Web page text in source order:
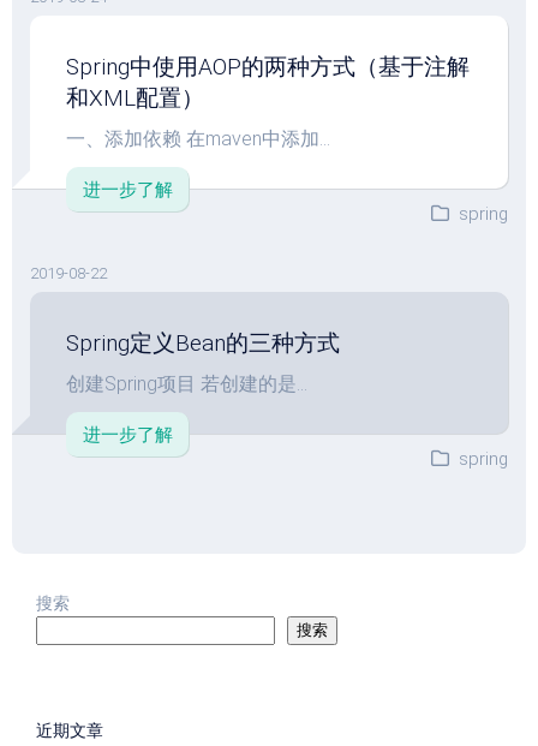
Spring中使用AOP的两种方式（基于注解
和XML配置）
一、添加依赖 在maven中添加...
进一步了解
spring
2019-08-22
Spring定义Bean的三种方式
创建Spring项目 若创建的是...
进一步了解
spring
搜索
搜索
近期文章